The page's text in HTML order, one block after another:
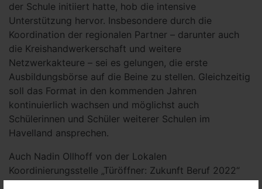
der Schule initiiert hatte, hob die intensive
Unterstützung hervor. Insbesondere durch die
Koordination der regionalen Partner – darunter auch
die Kreishandwerkerschaft und weitere
Netzwerkakteure – sei es gelungen, die erste
Ausbildungsbörse auf die Beine zu stellen. Gleichzeitig
soll das Format in den kommenden Jahren
kontinuierlich wachsen und möglichst auch
Schülerinnen und Schüler weiterer Schulen im
Havelland ansprechen.
Auch Nadin Ollhoff von der Lokalen
Koordinierungsstelle „Türöffner: Zukunft Beruf 2022“